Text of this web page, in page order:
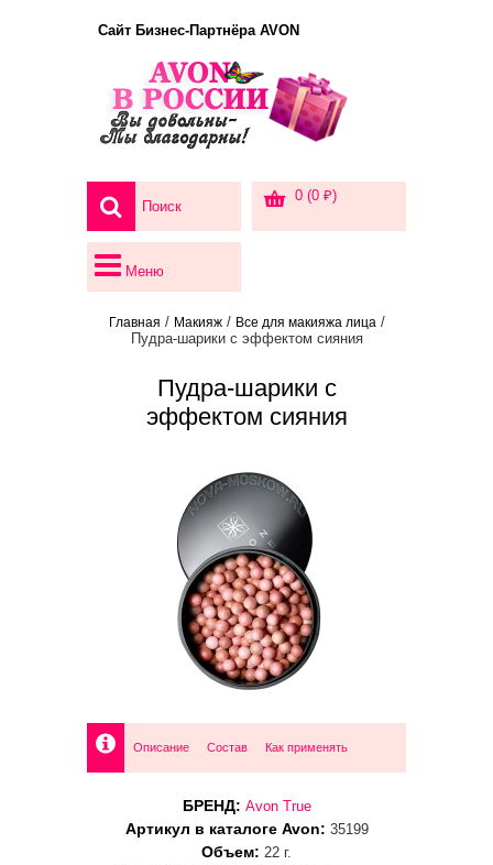
Сайт Бизнес-Партнёра AVON
0 (0 ₽)
Меню
Главная / Макияж/ Все для макияжа лица/
Пудра-шарики с эффектом сияния
Пудра-шарики с
эффектом сияния
Описание Состав Как применять
БРЕНД: Avon True
Артикул в каталоге Avon: 35199
Объем: 22 г.